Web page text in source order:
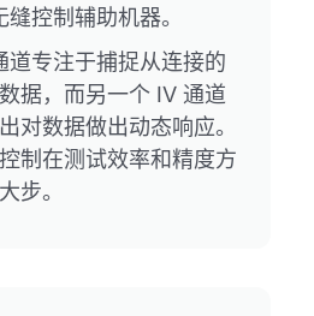
控制辅助机器。
道专注于捕捉从连接的
据，而另一个 IV 通道
对数据做出动态响应。
制在测试效率和精度方
步。